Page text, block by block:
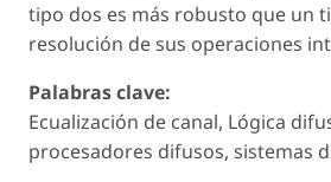
tipo dos es más robusto que un
resolución de sus operaciones
Palabras clave:
Ecualización de canal, Lógica
procesadores difusos, sistemas